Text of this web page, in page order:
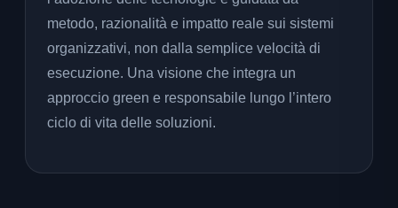
metodo, razionalità e impatto reale sui sistemi
organizzativi, non dalla semplice velocità di
esecuzione. Una visione che integra un
approccio green e responsabile lungo l’intero
ciclo di vita delle soluzioni.